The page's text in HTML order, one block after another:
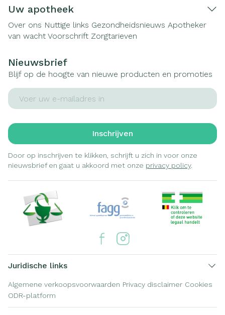
Uw apotheek
Over ons Nuttige links Gezondheidsnieuws Apotheker
van wacht Voorschrift Zorgtarieven
Nieuwsbrief
Blijf op de hoogte van nieuwe producten en promoties
E-mail adres
Inschrijven
Door op inschrijven te klikken, schrijft u zich in voor onze
nieuwsbrief en gaat u akkoord met onze privacy policy.
Juridische links
Algemene verkoopsvoorwaarden Privacy disclaimer Cookies
ODR-platform